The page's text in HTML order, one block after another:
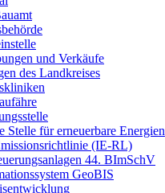
und Verkäufe
des Landkreises
Stelle für erneuerbare Energien
(IE-RL)
44. BImSchV
GeoBIS